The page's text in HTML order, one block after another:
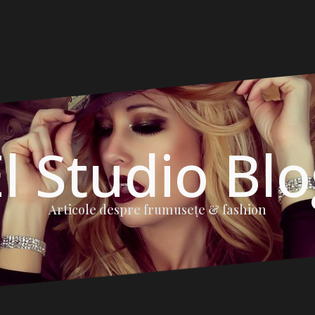
Studio
Articole despre frumuseţe & fashion